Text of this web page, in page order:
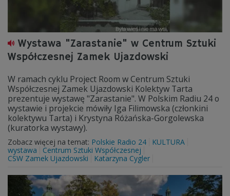
Wystawa "Zarastanie" w Centrum Sztuki
Współczesnej Zamek Ujazdowski
W ramach cyklu Project Room w Centrum Sztuki
Współczesnej Zamek Ujazdowski Kolektyw Tarta
prezentuje wystawę "Zarastanie". W Polskim Radiu 24 o
wystawie i projekcie mówiły Iga Filimowska (członkini
kolektywu Tarta) i Krystyna Różańska-Gorgolewska
(kuratorka wystawy).
Zobacz więcej na temat: Polskie Radio 24
KULTURA
wystawa
Centrum Sztuki Współczesnej
CSW Zamek Ujazdowski
Katarzyna Cygler